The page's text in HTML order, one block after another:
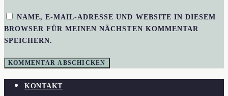
NAME, E-MAIL-ADRESSE UND WEBSITE IN DIESEM
BROWSER FÜR MEINEN NÄCHSTEN KOMMENTAR
SPEICHERN.
KONTAKT